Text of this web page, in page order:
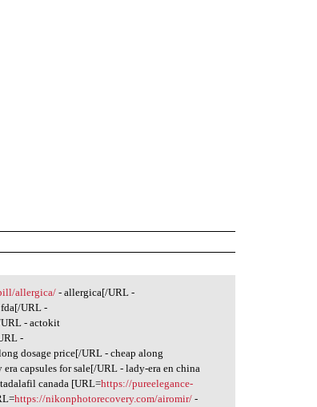
allergica/ - allergica[/URL -
URL -
- actokit
-
dosage price[/URL - cheap along
era capsules for sale[/URL - lady-era en china
canada [URL=https://pureelegance-
https://nikonphotorecovery.com/airomir/ -